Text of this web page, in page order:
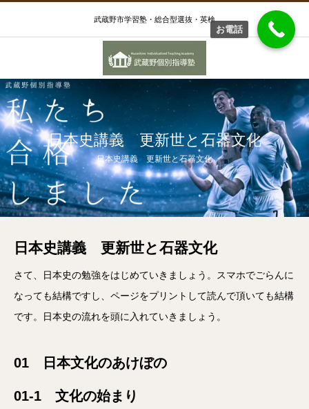
武蔵野市学習塾・総合型選抜・英検
日本史講義 更新世と石器文化
日本史講義 更新世と石器文化
日本史講義 更新世と石器文化
さて、日本史の勉強をはじめていきましょう。スマホでごらんに
なっても結構ですし、ページをプリントして読んで頂いても結構
です。日本史の流れを頭に入れていきましょう。
01 日本文化のあけぼの
01-1 文化の始まり
お電話